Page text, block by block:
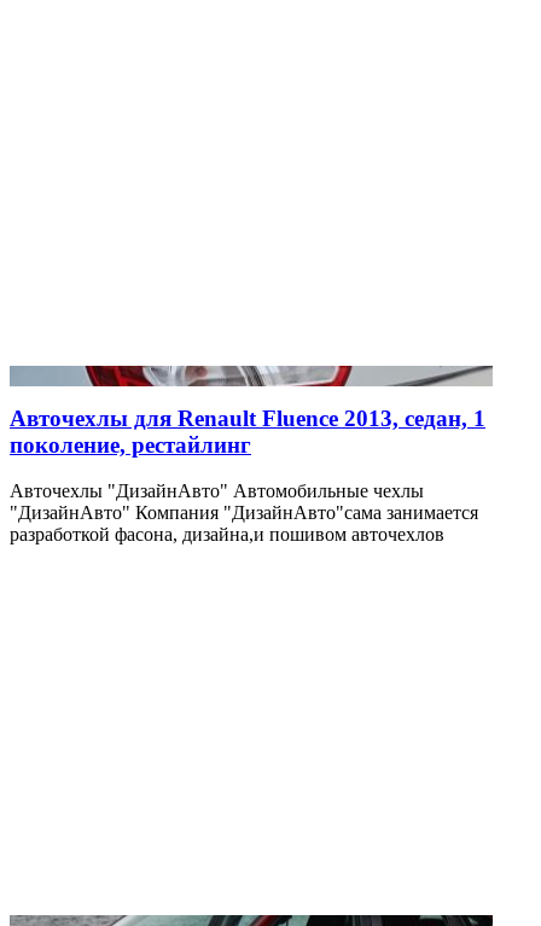
Авточехлы для Renault Fluence 2013, седан, 1
поколение, рестайлинг
Авточехлы "ДизайнАвто" Автомобильные чехлы
"ДизайнАвто" Компания "ДизайнАвто"сама занимается
разработкой фасона, дизайна,и пошивом авточехлов